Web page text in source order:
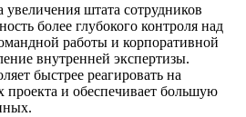
штата сотрудников
более глубокого контроля над
работы и корпоративной
внутренней экспертизы.
быстрее реагировать на
проекта и обеспечивает большую